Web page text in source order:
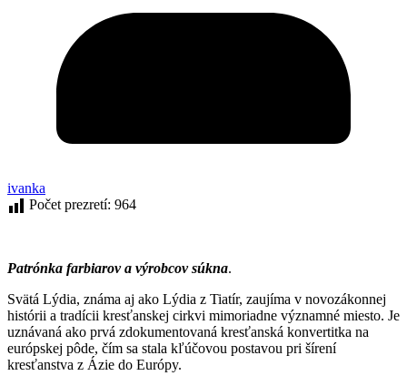
ivanka
Počet prezretí: 964
Patrónka farbiarov a výrobcov súkna.
Svätá Lýdia, známa aj ako Lýdia z Tiatír, zaujíma v novozákonnej
histórii a tradícii kresťanskej cirkvi mimoriadne významné miesto. Je
uznávaná ako prvá zdokumentovaná kresťanská konvertitka na
európskej pôde, čím sa stala kľúčovou postavou pri šírení
kresťanstva z Ázie do Európy.